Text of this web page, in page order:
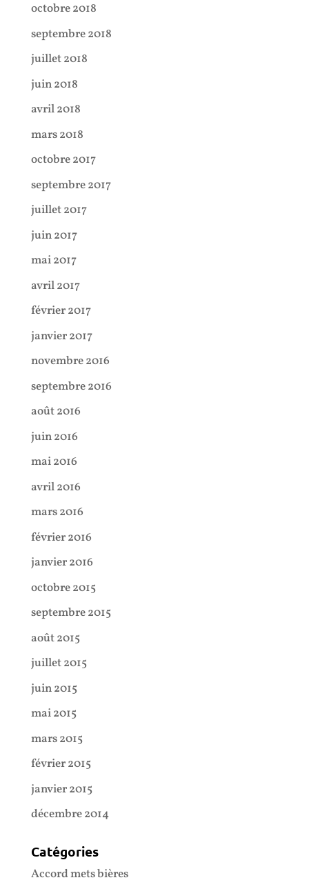
octobre 2018
septembre 2018
juillet 2018
juin 2018
avril 2018
mars 2018
octobre 2017
septembre 2017
juillet 2017
juin 2017
mai 2017
avril 2017
février 2017
janvier 2017
novembre 2016
septembre 2016
août 2016
juin 2016
mai 2016
avril 2016
mars 2016
février 2016
janvier 2016
octobre 2015
septembre 2015
août 2015
juillet 2015
juin 2015
mai 2015
mars 2015
février 2015
janvier 2015
décembre 2014
Catégories
Accord mets bières